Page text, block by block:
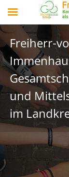
Freiherr-
und
im